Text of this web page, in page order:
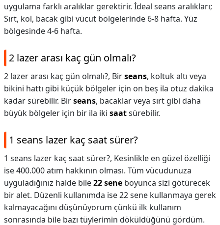
uygulama farklı aralıklar gerektirir. İdeal seans aralıkları;
Sırt, kol, bacak gibi vücut bölgelerinde 6-8 hafta. Yüz
bölgesinde 4-6 hafta.
2 lazer arası kaç gün olmalı?
2 lazer arası kaç gün olmalı?, Birseans, koltuk altı veya
bikini hattı gibi küçük bölgeler için on beş ila otuz dakika
kadar sürebilir. Birseans, bacaklar veya sırt gibi daha
büyük bölgeler için bir ila iki saatsürebilir.
1 seans lazer kaç saat sürer?
1 seans lazer kaç saat sürer?, Kesinlikle en güzel özelliği
ise 400.000 atım hakkının olması. Tüm vücudunuza
uyguladığınız halde bile22 sene boyunca sizi götürecek
bir alet. Düzenli kullanımda ise 22 sene kullanmaya gerek
kalmayacağını düşünüyorum çünkü ilk kullanım
sonrasında bile bazı tüylerimin döküldüğünü gördüm.